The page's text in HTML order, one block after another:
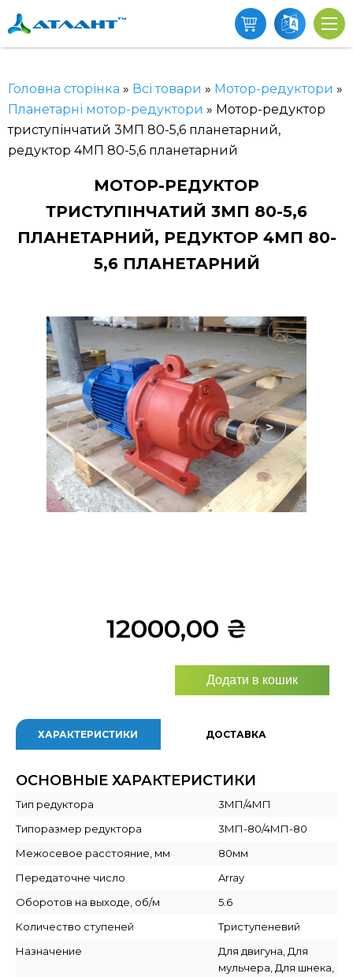
Головна сторінка » Всі товари » Мотор-редуктори »
Планетарні мотор-редуктори » Мотор-редуктор
триступінчатий 3МП 80-5,6 планетарний,
редуктор 4МП 80-5,6 планетарний
МОТОР-РЕДУКТОР
ТРИСТУПІНЧАТИЙ 3МП 80-5,6
ПЛАНЕТАРНИЙ, РЕДУКТОР 4МП 80-
5,6 ПЛАНЕТАРНИЙ
< >
12000,00 ₴
Додати в кошик
ХАРАКТЕРИСТИКИ ДОСТАВКА
ОСНОВНЫЕ ХАРАКТЕРИСТИКИ
Тип редуктора
3МП/4МП
Типоразмер редуктора
3МП-80/4МП-80
Межосевое расстояние, мм
80мм
Передаточне число
Array
Оборотов на выходе, об/м
5.6
Количество ступеней
Триступеневий
Назначение
Для двигуна, Для
мульчера, Для шнека,